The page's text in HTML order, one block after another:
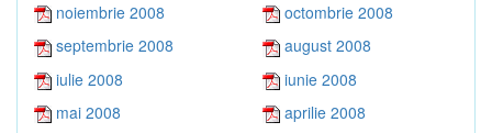
noiembrie 2008
octombrie 2008
septembrie 2008
august 2008
iulie 2008
iunie 2008
mai 2008
aprilie 2008